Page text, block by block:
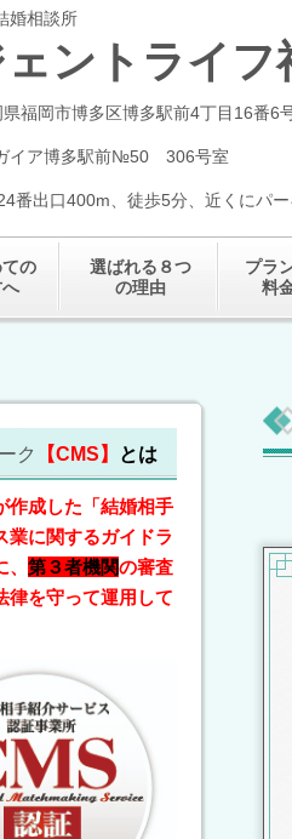
婚相談所
ントライフ
福岡市博多区博多駅前4丁目16番6
イア博多駅前№50 306号室
番出口400m、徒歩5分、近くにパー
の
選ばれる８つ
の理由
プラ
料
ク 【CMS】 とは
作成した「結婚相手
業に関するガイドラ
第３者機関の審査
律を守って運用して